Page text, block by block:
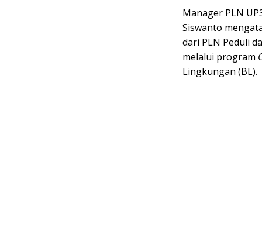
Manager PLN
Siswanto
dari PLN Peduli
melalui program
Lingkungan (BL).